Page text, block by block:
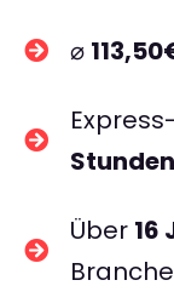
⌀
Stunden
Über 16